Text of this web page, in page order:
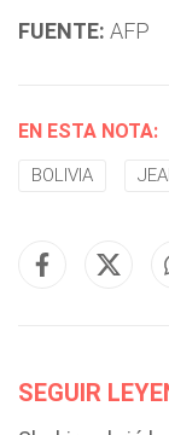
FUENTE: AFP
EN ESTA NOTA:
BOLIVIA
SEGUIR